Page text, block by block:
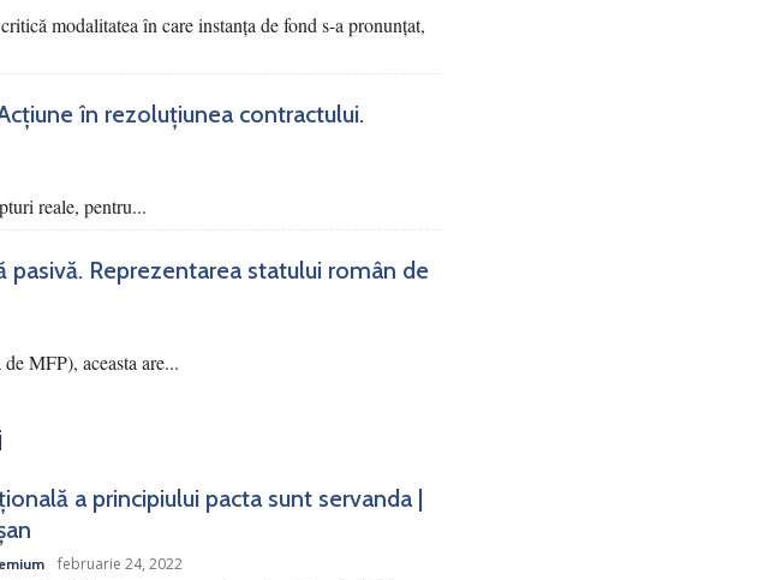
modalitatea în care instanța de fond s-a pronunțat,
în rezoluțiunea contractului.
reale, pentru...
pasivă. Reprezentarea statului român de
MFP), aceasta are...
a principiului pacta sunt servanda |
februarie 24, 2022